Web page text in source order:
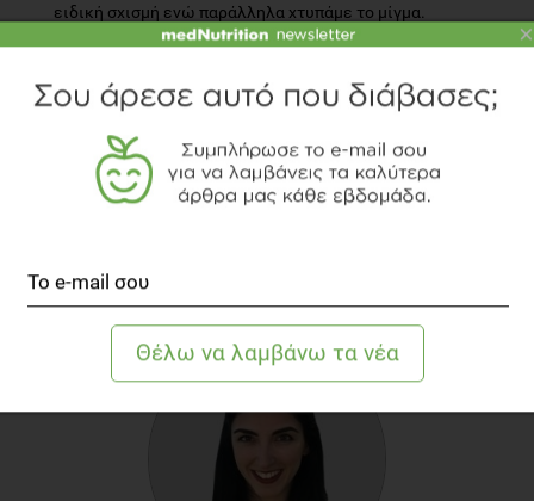
ειδική σχισμή ενώ παράλληλα χτυπάμε το μίγμα.
Στο τέλος της διαδικασίας μπορούμε να προσθέσουμε λίγο
θέλουμε.
WebMD, (updated on July 03, 2021)
https://www.webmd.com/diet/what-to-know-about-
mayonnaise-and-is-it-dairy-free
Uniliver Food Solutions, (accessed April 07, 2021),
https://www.unileverfoodsolutions.com
×